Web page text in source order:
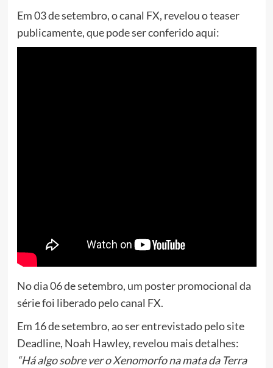
Em 03 de setembro, o canal FX, revelou o teaser
publicamente, que pode ser conferido aqui:
No dia 06 de setembro, um poster promocional da
série foi liberado pelo canal FX.
Em 16 de setembro, ao ser entrevistado pelo site
Deadline, Noah Hawley, revelou mais detalhes:
“Há algo sobre ver o Xenomorfo na mata da Terra